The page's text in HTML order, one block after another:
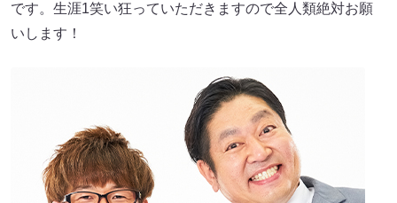
です。生涯1笑い狂っていただきますので全人類絶対お願
いします！